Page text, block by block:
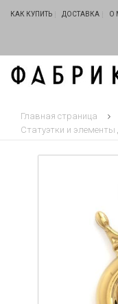
КАК КУПИТЬ ДОСТАВКА О
Главная страница
Статуэтки и элементы